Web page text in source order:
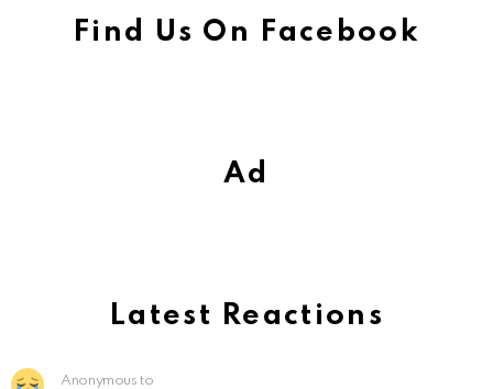
Find Us On Facebook
Ad
Latest Reactions
Anonymous to